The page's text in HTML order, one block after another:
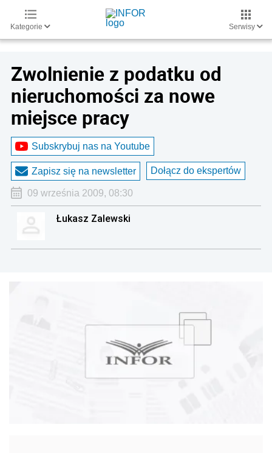
Kategorie Serwisy
Zwolnienie z podatku od
nieruchomości za nowe
miejsce pracy
Subskrybuj nas na Youtube
Zapisz się na newsletter Dołącz do ekspertów
09 września 2009, 08:30
Łukasz Zalewski